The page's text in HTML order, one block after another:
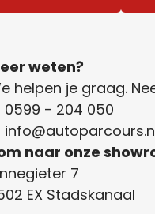
weten?
helpen je graag.
0599 - 204 050
naar onze
7
EX Stadskanaal